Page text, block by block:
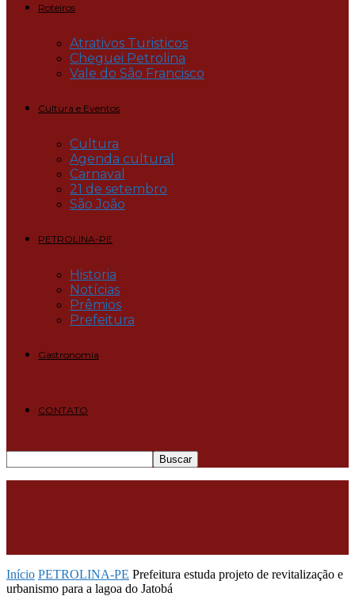
Roteiros
Atrativos Turisticos
Cheguei Petrolina
Vale do São Francisco
Cultura e Eventos
Cultura
Agenda cultural
Carnaval
21 de setembro
São João
PETROLINA-PE
Historia
Notícias
Prêmios
Prefeitura
Gastronomia
CONTATO
Início PETROLINA-PE Prefeitura estuda projeto de revitalização e
urbanismo para a lagoa do Jatobá